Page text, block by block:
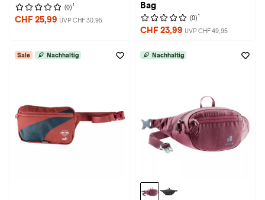
(0) 1
CHF 25,99 UVP CHF 30,95
Bag
(0) 1
CHF 23,99 UVP CHF 49,95
Sale Nachhaltig Nachhaltig